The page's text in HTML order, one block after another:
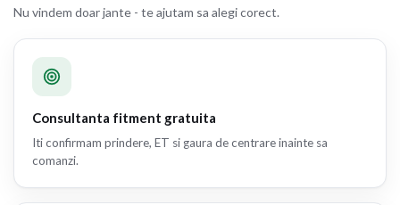
Nu vindem doar jante - te ajutam sa alegi corect.
Consultanta fitment gratuita
Iti confirmam prindere, ET si gaura de centrare inainte sa
comanzi.